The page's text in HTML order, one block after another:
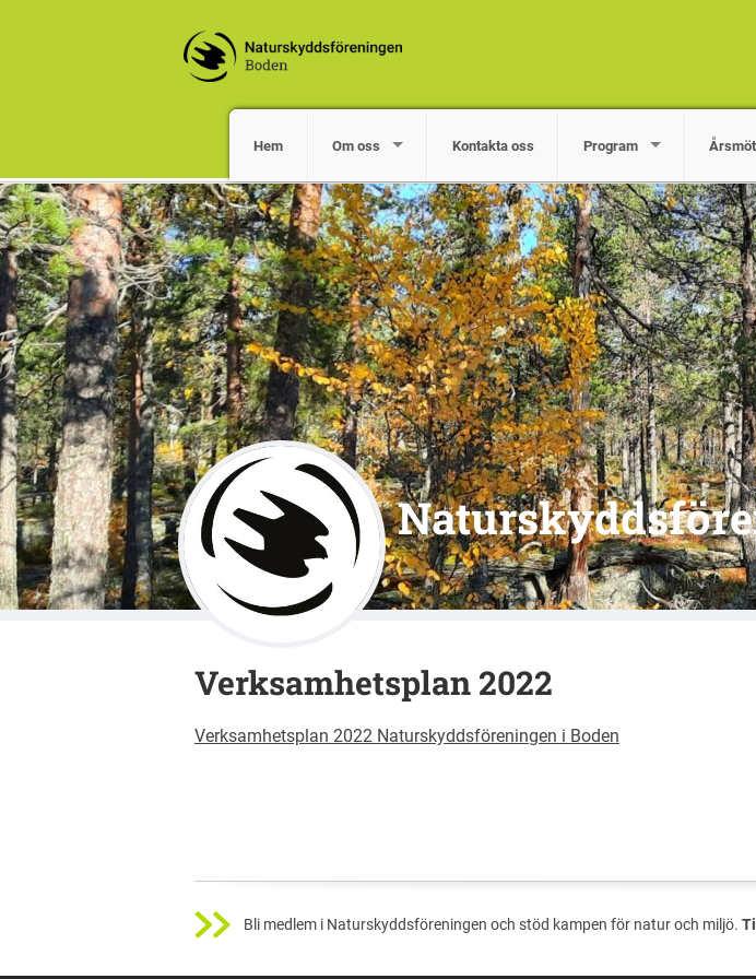
Hem Om oss Kontakta oss Program
Verksamhetsplan 2022
Verksamhetsplan 2022 Naturskyddsföreningen i Boden
Bli medlem i Naturskyddsföreningen och stöd kampen för natur och miljö.